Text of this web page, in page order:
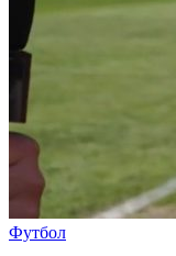
Футбол